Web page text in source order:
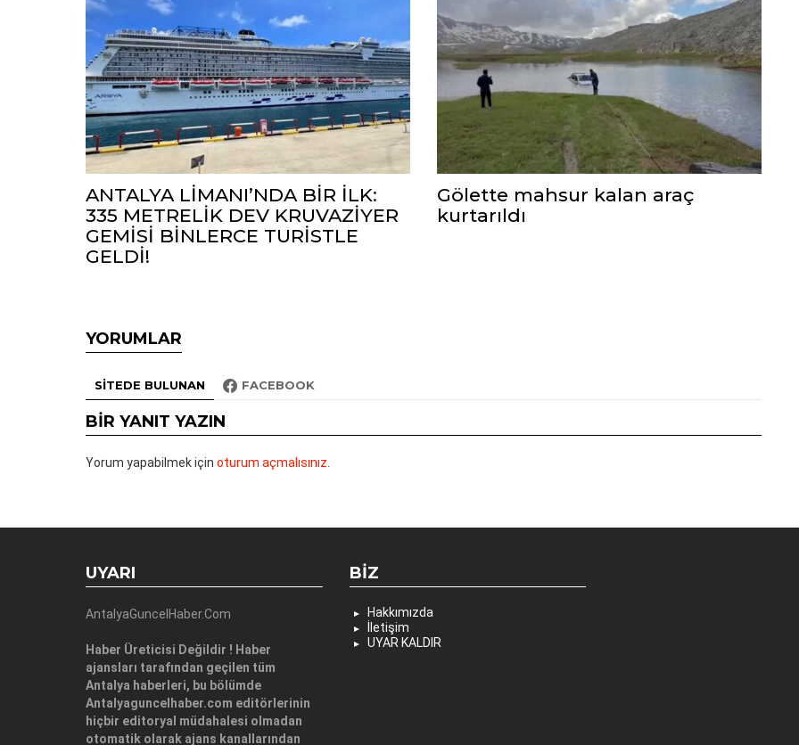
ANTALYA LİMANI’NDA BİR İLK:
335 METRELİK DEV KRUVAZİYER
GEMİSİ BİNLERCE TURİSTLE
GELDİ!
Gölette mahsur kalan araç
kurtarıldı
YORUMLAR
SITEDE BULUNAN FACEBOOK
BIR YANIT YAZIN
Yorum yapabilmek için oturum açmalısınız
UYARI
AntalyaGuncelHaber.Com
Haber Üreticisi Değildir ! Haber
ajansları tarafından geçilen tüm
Antalya haberleri, bu bölümde
Antalyaguncelhaber.com editörlerinin
hiçbir editoryal müdahalesi olmadan
otomatik olarak ajans kanallarından
BIZ
Hakkımızda
İletişim
UYAR KALDIR